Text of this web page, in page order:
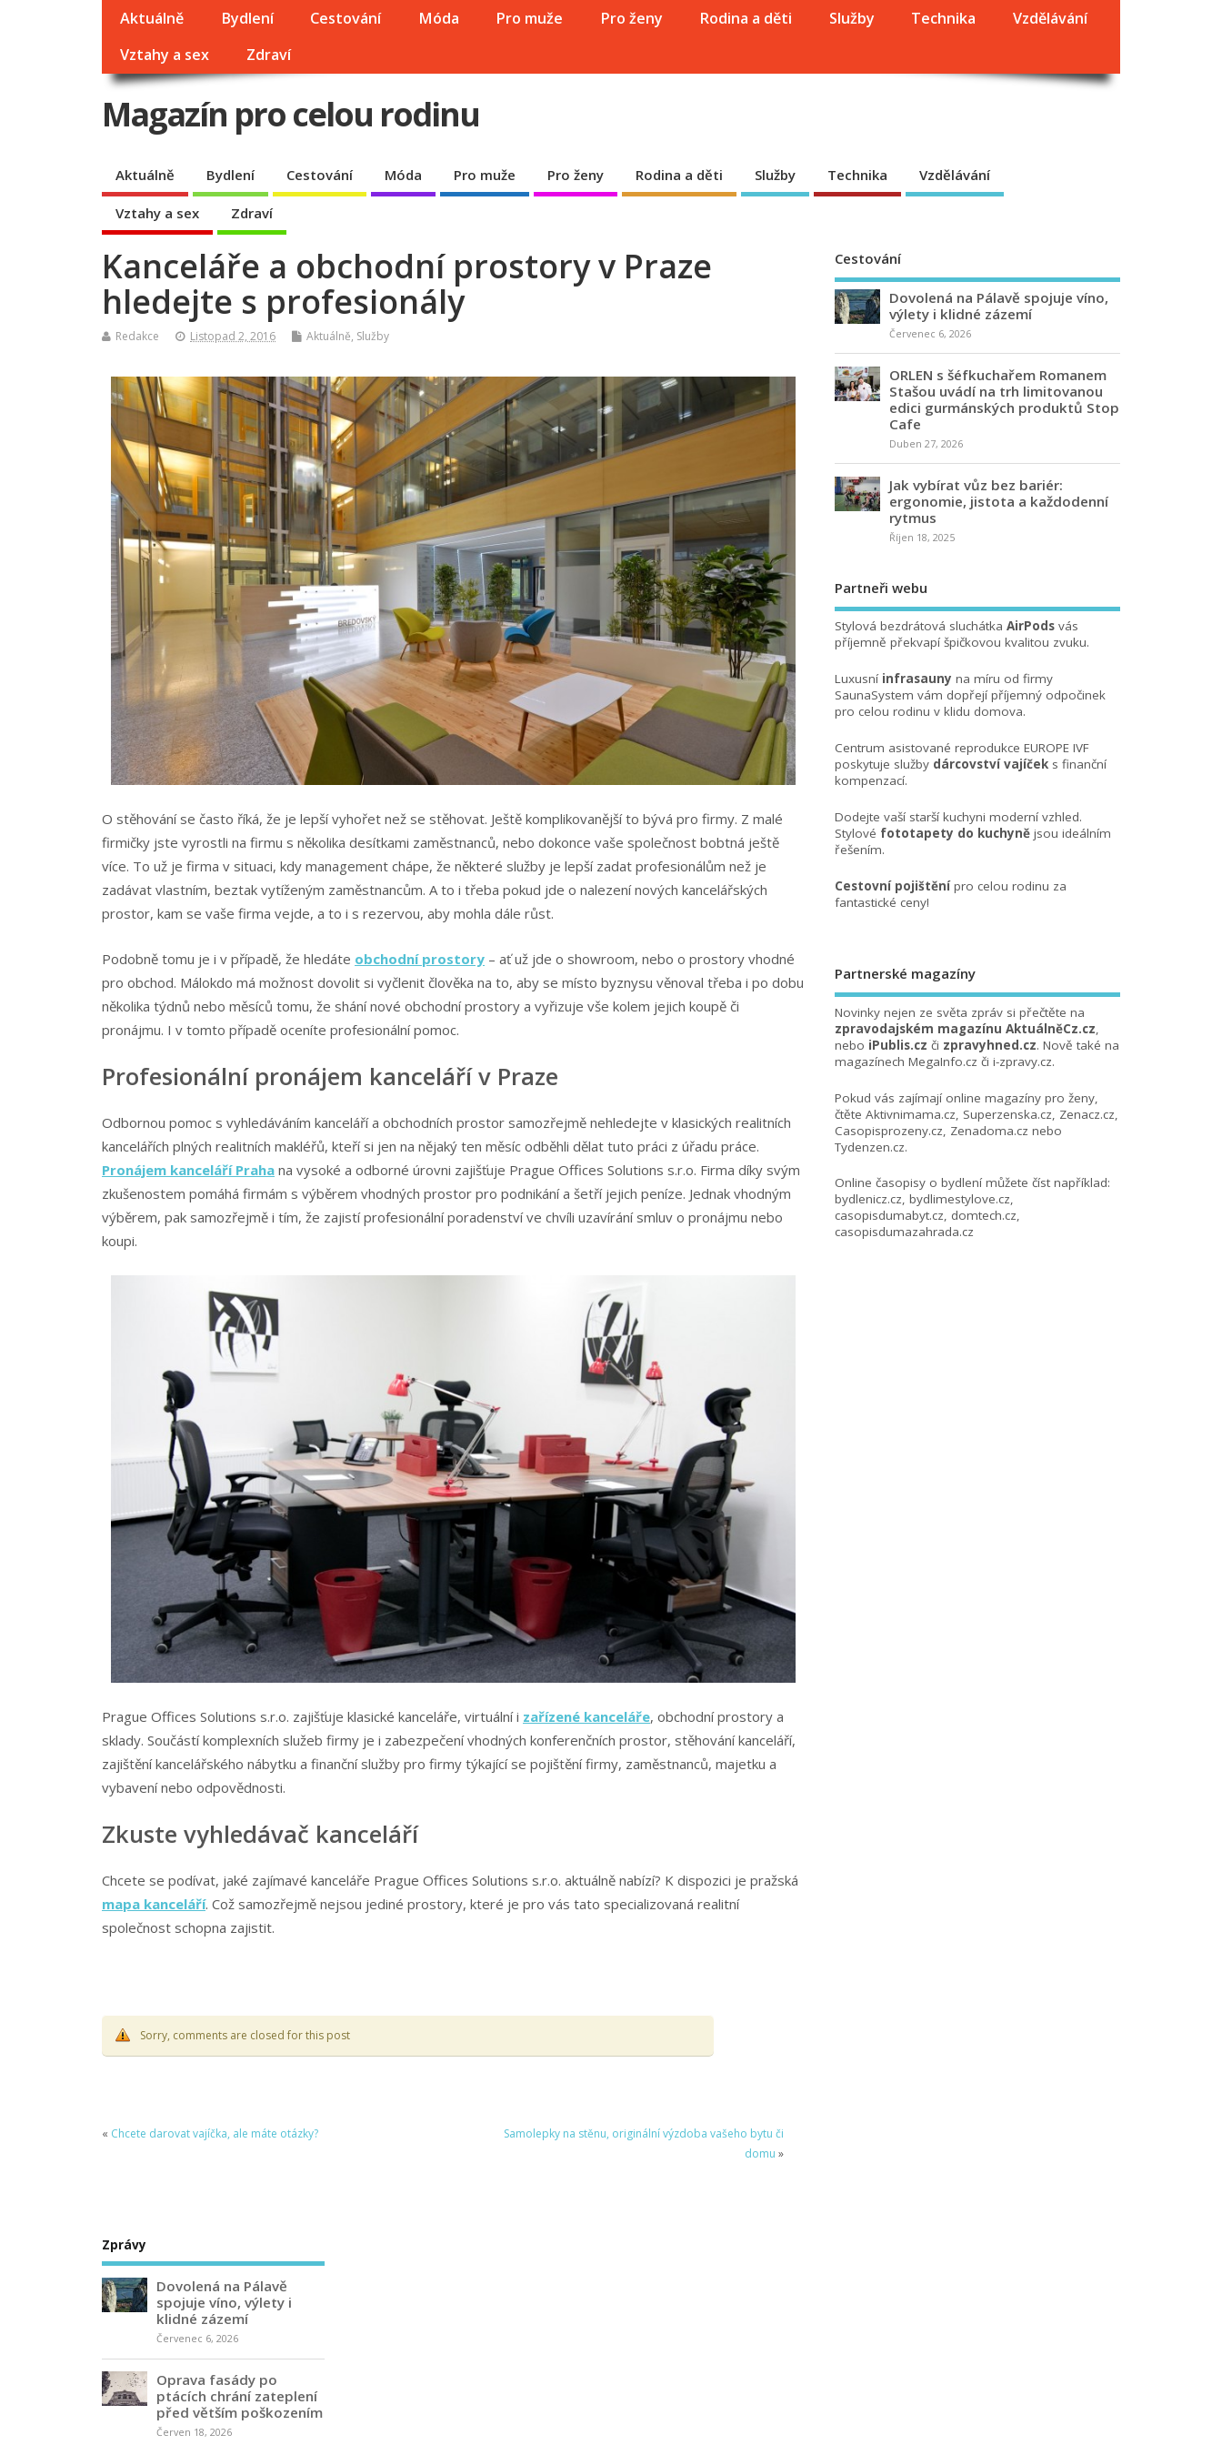
Aktuálně Bydlení Cestování Móda Pro muže Pro ženy Rodina a děti Služby Technika
Vzdělávání
Vztahy a sex
Zdraví
Magazín pro celou rodinu
Aktuálně Bydlení Cestování Móda Pro muže Pro ženy Rodina a děti Služby Technika Vzdělávání
Vztahy a sex Zdraví
Kanceláře a obchodní prostory v Praze
hledejte s profesionály
Redakce Listopad 2, 2016 Aktuálně, Služby
O stěhování se často říká, že je lepší vyhořet než se stěhovat. Ještě komplikovanější to bývá pro firmy. Z malé
firmičky jste vyrostli na firmu s několika desítkami zaměstnanců, nebo dokonce vaše společnost bobtná ještě
více. To už je firma v situaci, kdy management chápe, že některé služby je lepší zadat profesionálům než je
zadávat vlastním, beztak vytíženým zaměstnancům. A to i třeba pokud jde o nalezení nových kancelářských
prostor, kam se vaše firma vejde, a to i s rezervou, aby mohla dále růst.
Podobně tomu je i v případě, že hledáte obchodní prostory – ať už jde o showroom, nebo o prostory vhodné
pro obchod. Málokdo má možnost dovolit si vyčlenit člověka na to, aby se místo byznysu věnoval třeba i po dobu
několika týdnů nebo měsíců tomu, že shání nové obchodní prostory a vyřizuje vše kolem jejich koupě či
pronájmu. I v tomto případě oceníte profesionální pomoc.
Profesionální pronájem kanceláří v Praze
Odbornou pomoc s vyhledáváním kanceláří a obchodních prostor samozřejmě nehledejte v klasických realitních
kancelářích plných realitních makléřů, kteří si jen na nějaký ten měsíc odběhli dělat tuto práci z úřadu práce.
Pronájem kanceláří Praha na vysoké a odborné úrovni zajišťuje Prague Offices Solutions s.r.o. Firma díky svým
zkušenostem pomáhá firmám s výběrem vhodných prostor pro podnikání a šetří jejich peníze. Jednak vhodným
výběrem, pak samozřejmě i tím, že zajistí profesionální poradenství ve chvíli uzavírání smluv o pronájmu nebo
koupi.
Prague Offices Solutions s.r.o. zajišťuje klasické kanceláře, virtuální i zařízené kanceláře, obchodní prostory a
sklady. Součástí komplexních služeb firmy je i zabezpečení vhodných konferenčních prostor, stěhování kanceláří,
zajištění kancelářského nábytku a finanční služby pro firmy týkající se pojištění firmy, zaměstnanců, majetku a
vybavení nebo odpovědnosti.
Zkuste vyhledávač kanceláří
Chcete se podívat, jaké zajímavé kanceláře Prague Offices Solutions s.r.o. aktuálně nabízí? K dispozici je pražská
mapa kanceláří. Což samozřejmě nejsou jediné prostory, které je pro vás tato specializovaná realitní
společnost schopna zajistit.
Sorry, comments are closed for this post
« Chcete darovat vajíčka, ale máte otázky?
Samolepky na stěnu, originální výzdoba vašeho bytu či
domu »
Cestování
Dovolená na Pálavě spojuje víno,
výlety i klidné zázemí
Červenec 6, 2026
ORLEN s šéfkuchařem Romanem
Stašou uvádí na trh limitovanou
edici gurmánských produktů Stop
Cafe
Duben 27, 2026
Jak vybírat vůz bez bariér:
ergonomie, jistota a každodenní
rytmus
Říjen 18, 2025
Partneři webu
Stylová bezdrátová sluchátkaAirPods vás
příjemně překvapí špičkovou kvalitou zvuku.
Luxusní infrasauny na míru od firmy
SaunaSystem vám dopřejí příjemný odpočinek
pro celou rodinu v klidu domova.
Centrum asistované reprodukce EUROPE IVF
poskytuje služby dárcovství vajíček s finanční
kompenzací.
Dodejte vaší starší kuchyni moderní vzhled.
Stylové fototapety do kuchyně jsou ideálním
řešením.
Cestovní pojištěnípro celou rodinu za
fantastické ceny!
Partnerské magazíny
Novinky nejen ze světa zpráv si přečtěte na
zpravodajském magazínu AktuálněCz.cz
nebo iPublis.cz či zpravyhned.cz. Nově také na
magazínechMegaInfo.cz čii-zpravy.cz.
Pokud vás zajímají online magazíny pro ženy,
čtěteAktivnimama.cz Superzenska.cz Zenacz.cz
Casopisprozeny.cz Zenadoma.cz nebo
Tydenzen.cz.
Online časopisy o bydlení můžete číst například:
bydlenicz.cz,bydlimestylove.cz,
casopisdumabyt.cz, domtech.cz,
casopisdumazahrada.cz
Zprávy
Dovolená na Pálavě
spojuje víno, výlety i
klidné zázemí
Červenec 6, 2026
Oprava fasády po
ptácích chrání zateplení
před větším poškozením
Červen 18, 2026